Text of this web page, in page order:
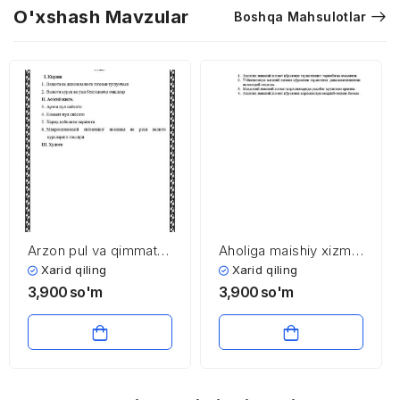
O'xshash Mavzular Boshqa Mahsulotlar
Arzon pul va qimmat
pul siyosati
Xarid qiling
3,900 so'm
Aholiga maishiy xizmat
ko’rsatish sohasining
iqtisodiyoti va
Xarid qiling
3,900 so'm